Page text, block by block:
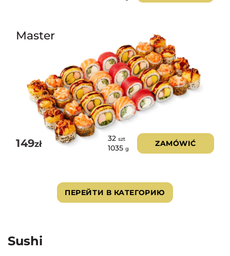
Master
149zł
32 szt
1035 g
ZAMÓWIĆ
ПЕРЕЙТИ В КАТЕГОРИЮ
Sushi